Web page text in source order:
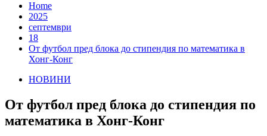
Home
2025
септември
18
От футбол пред блока до стипендия по математика в
Хонг-Конг
НОВИНИ
От футбол пред блока до стипендия по
математика в Хонг-Конг